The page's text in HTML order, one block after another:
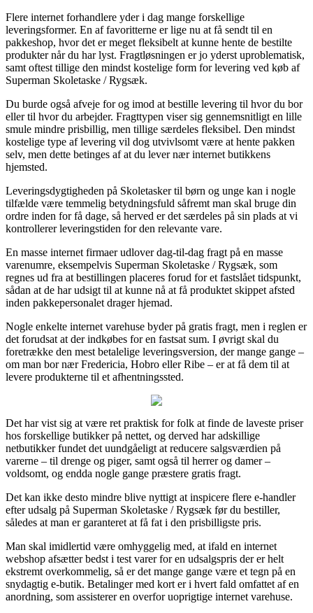
Flere internet forhandlere yder i dag mange forskellige
leveringsformer. En af favoritterne er lige nu at få sendt til en
pakkeshop, hvor det er meget fleksibelt at kunne hente de bestilte
produkter når du har lyst. Fragtløsningen er jo yderst uproblematisk,
samt oftest tillige den mindst kostelige form for levering ved køb af
Superman Skoletaske / Rygsæk.
Du burde også afveje for og imod at bestille levering til hvor du bor
eller til hvor du arbejder. Fragttypen viser sig gennemsnitligt en lille
smule mindre prisbillig, men tillige særdeles fleksibel. Den mindst
kostelige type af levering vil dog utvivlsomt være at hente pakken
selv, men dette betinges af at du lever nær internet butikkens
hjemsted.
Leveringsdygtigheden på Skoletasker til børn og unge kan i nogle
tilfælde være temmelig betydningsfuld såfremt man skal bruge din
ordre inden for få dage, så herved er det særdeles på sin plads at vi
kontrollerer leveringstiden for den relevante vare.
En masse internet firmaer udlover dag-til-dag fragt på en masse
varenumre, eksempelvis Superman Skoletaske / Rygsæk, som
regnes ud fra at bestillingen placeres forud for et fastslået tidspunkt,
sådan at de har udsigt til at kunne nå at få produktet skippet afsted
inden pakkepersonalet drager hjemad.
Nogle enkelte internet varehuse byder på gratis fragt, men i reglen er
det forudsat at der indkøbes for en fastsat sum. I øvrigt skal du
foretrække den mest betalelige leveringsversion, der mange gange –
om man bor nær Fredericia, Hobro eller Ribe – er at få dem til at
levere produkterne til et afhentningssted.
Det har vist sig at være ret praktisk for folk at finde de laveste priser
hos forskellige butikker på nettet, og derved har adskillige
netbutikker fundet det uundgåeligt at reducere salgsværdien på
varerne – til drenge og piger, samt også til herrer og damer –
voldsomt, og endda nogle gange præstere gratis fragt.
Det kan ikke desto mindre blive nyttigt at inspicere flere e-handler
efter udsalg på Superman Skoletaske / Rygsæk før du bestiller,
således at man er garanteret at få fat i den prisbilligste pris.
Man skal imidlertid være omhyggelig med, at ifald en internet
webshop afsætter bedst i test varer for en udsalgspris der er helt
ekstremt overkommelig, så er det mange gange være et tegn på en
snydagtig e-butik. Betalinger med kort er i hvert fald omfattet af en
anordning, som assisterer en overfor uoprigtige internet varehuse.